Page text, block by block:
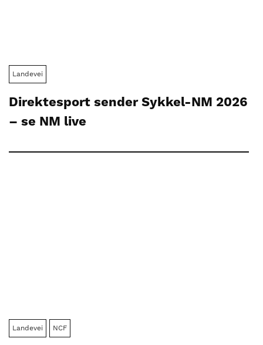
Landevei
Direktesport sender Sykkel-NM 2026
– se NM live
Landevei NCF